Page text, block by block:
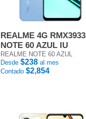
REALME 4G RMX3933
NOTE 60 AZUL IU
REALME NOTE 60 AZUL
Desde $238 al mes
Contado $2,854